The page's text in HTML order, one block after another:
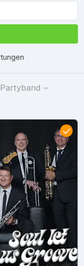
Partyband